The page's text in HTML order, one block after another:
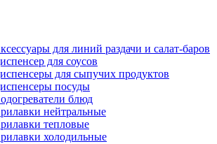
для линий раздачи и салат-баров
для соусов
для сыпучих продуктов
посуды
блюд
нейтральные
тепловые
холодильные